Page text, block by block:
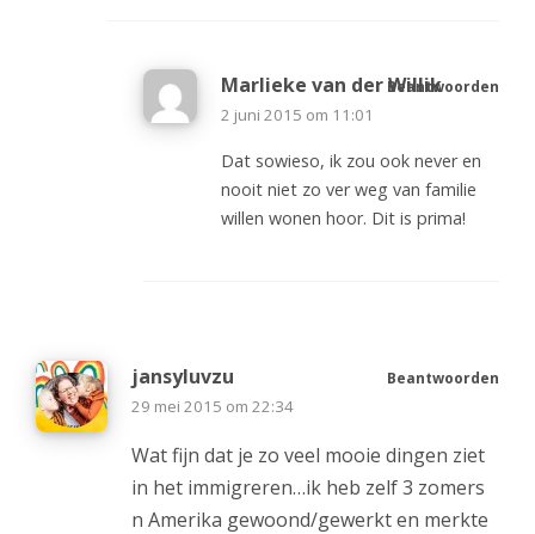
Marlieke van der Willik
2 juni 2015 om 11:01
Dat sowieso, ik zou ook never en
nooit niet zo ver weg van familie
willen wonen hoor. Dit is prima!
Beantwoorden
jansyluvzu
29 mei 2015 om 22:34
Wat fijn dat je zo veel mooie dingen ziet
in het immigreren…ik heb zelf 3 zomers
n Amerika gewoond/gewerkt en merkte
Beantwoorden